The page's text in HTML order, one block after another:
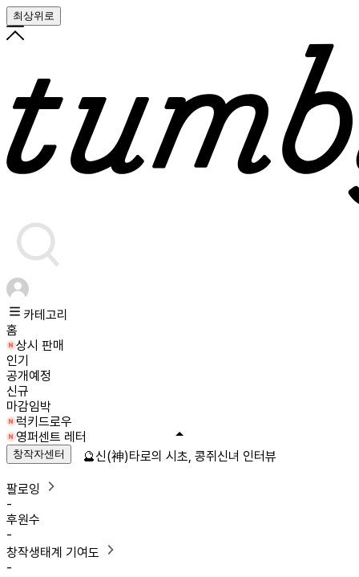
최상위로
카테고리
홈
상시 판매
인기
공개예정
신규
마감임박
럭키드로우
영퍼센트 레터
창작자센터
팔로잉
-
후원수
-
창작생태계 기여도
-
🔮신(神)타로의 시초, 콩쥐신녀 인터뷰